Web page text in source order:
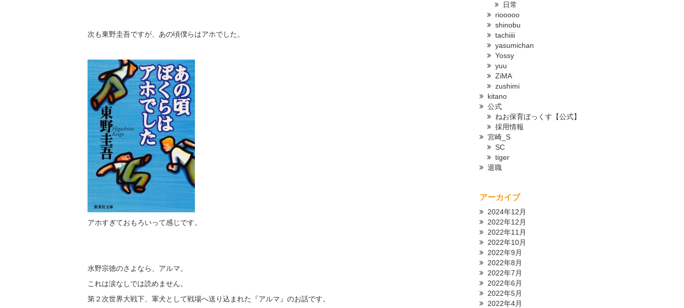
次も東野圭吾ですが、あの頃僕らはアホでした。
アホすぎておもろいって感じです。
水野宗徳のさよなら、アルマ。
これは涙なしでは読めません。
第２次世界大戦下、軍犬として戦場へ送り込まれた『アルマ』のお話です。
日常
riooooo
shinobu
tachiiii
yasumichan
Yossy
yuu
ZiMA
zushimi
kitano
公式
ねお保育ぼっくす【公式】
採用情報
宮崎_S
SC
tiger
退職
アーカイブ
2024年12月
2022年12月
2022年11月
2022年10月
2022年9月
2022年8月
2022年7月
2022年6月
2022年5月
2022年4月